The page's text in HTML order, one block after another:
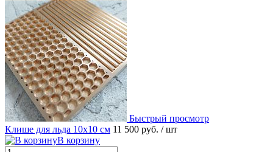
Быстрый просмотр
Клише для льда 10х10 см 11 500 руб. / шт
В корзину